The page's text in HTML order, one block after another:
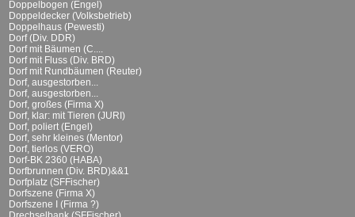
Doppelbogen (Engel)
Doppeldecker (Volksbetrieb)
Doppelhaus (Pewesti)
Dorf (Div. DDR)
Dorf mit Bäumen (C....
Dorf mit Fluss (Div. BRD)
Dorf mit Rundbäumen (Reuter)
Dorf, ausgestorben...
Dorf, ausgestorben...
Dorf, großes (Firma X)
Dorf, klar: mit Tieren (JURI)
Dorf, poliert (Engel)
Dorf, sehr kleines (Mentor)
Dorf, tierlos (VERO)
Dorf-BK 2360 (HABA)
Dorfbrunnen (Div. BRD)&&1
Dorfplatz (SFFischer)
Dorfszene (Firma X)
Dorfszene I (Firma ?)